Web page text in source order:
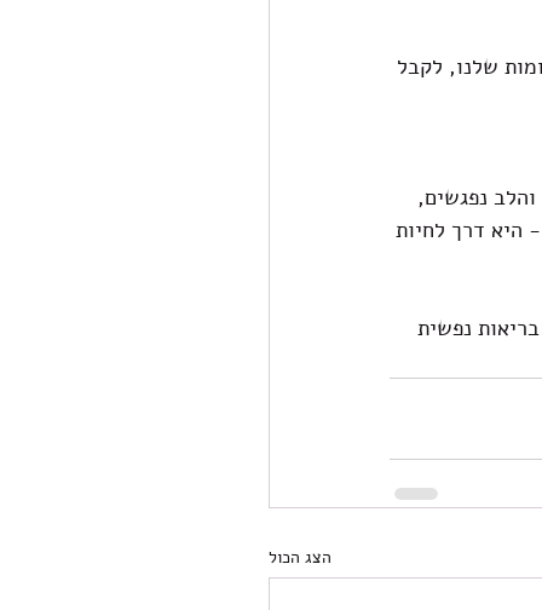
שלנו, לקבל
נפגשים,
היא דרך לחיות
נפשית
הצג הכול